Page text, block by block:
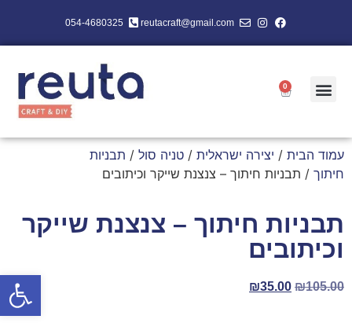
פתח
reutacraft@gmail.com
054-4680325
0
עמוד הבית / יצירה ישראלית / טניה סול / תבניות
חיתוך / תבניות חיתוך – צנצנת שייקר וכיתובים
תבניות חיתוך – צנצנת שייקר
וכיתובים
₪105.00
₪35.00